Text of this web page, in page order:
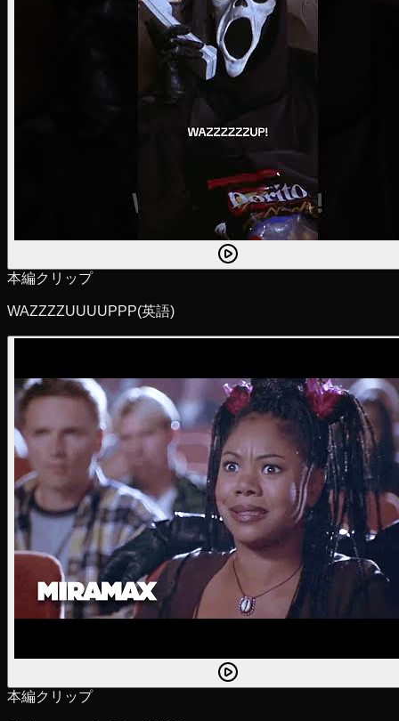
本編クリップ
WAZZZZUUUUPPP(英語)
本編クリップ